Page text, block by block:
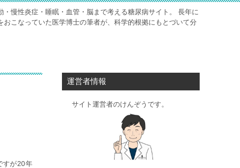
・慢性炎症・睡眠・血管・脳まで考える糖尿病サイト。 長年に
おこなっていた医学博士の筆者が、科学的根拠にもとづいて分
すが20年
運営者情報
サイト運営者のけんぞうです。